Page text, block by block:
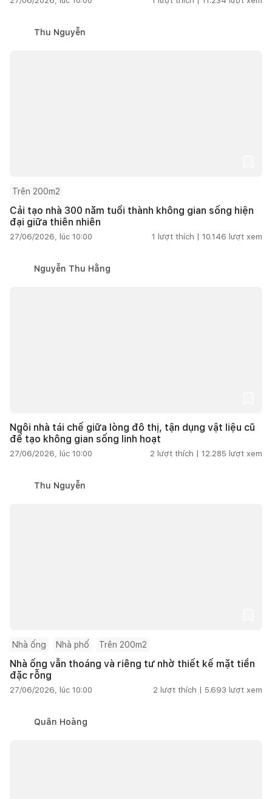
Thu Nguyễn
Trên 200m2
Cải tạo nhà 300 năm tuổi thành không gian sống hiện
đại giữa thiên nhiên
27/06/2026, lúc 10:00 1 lượt thích | 10.146 lượt xem
Nguyễn Thu Hằng
Ngôi nhà tái chế giữa lòng đô thị, tận dụng vật liệu cũ
để tạo không gian sống linh hoạt
27/06/2026, lúc 10:00 2 lượt thích | 12.285 lượt xem
Thu Nguyễn
Nhà ống Nhà phố Trên 200m2
Nhà ống vẫn thoáng và riêng tư nhờ thiết kế mặt tiền
đặc rỗng
27/06/2026, lúc 10:00 2 lượt thích | 5.693 lượt xem
Quân Hoàng